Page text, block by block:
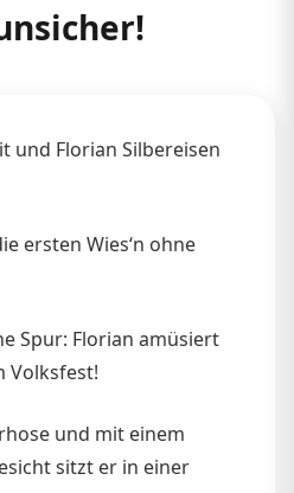
und Florian Silbereisen
ersten Wies‘n ohne
Spur: Florian amüsiert
Volksfest!
und mit einem
sitzt er in einer